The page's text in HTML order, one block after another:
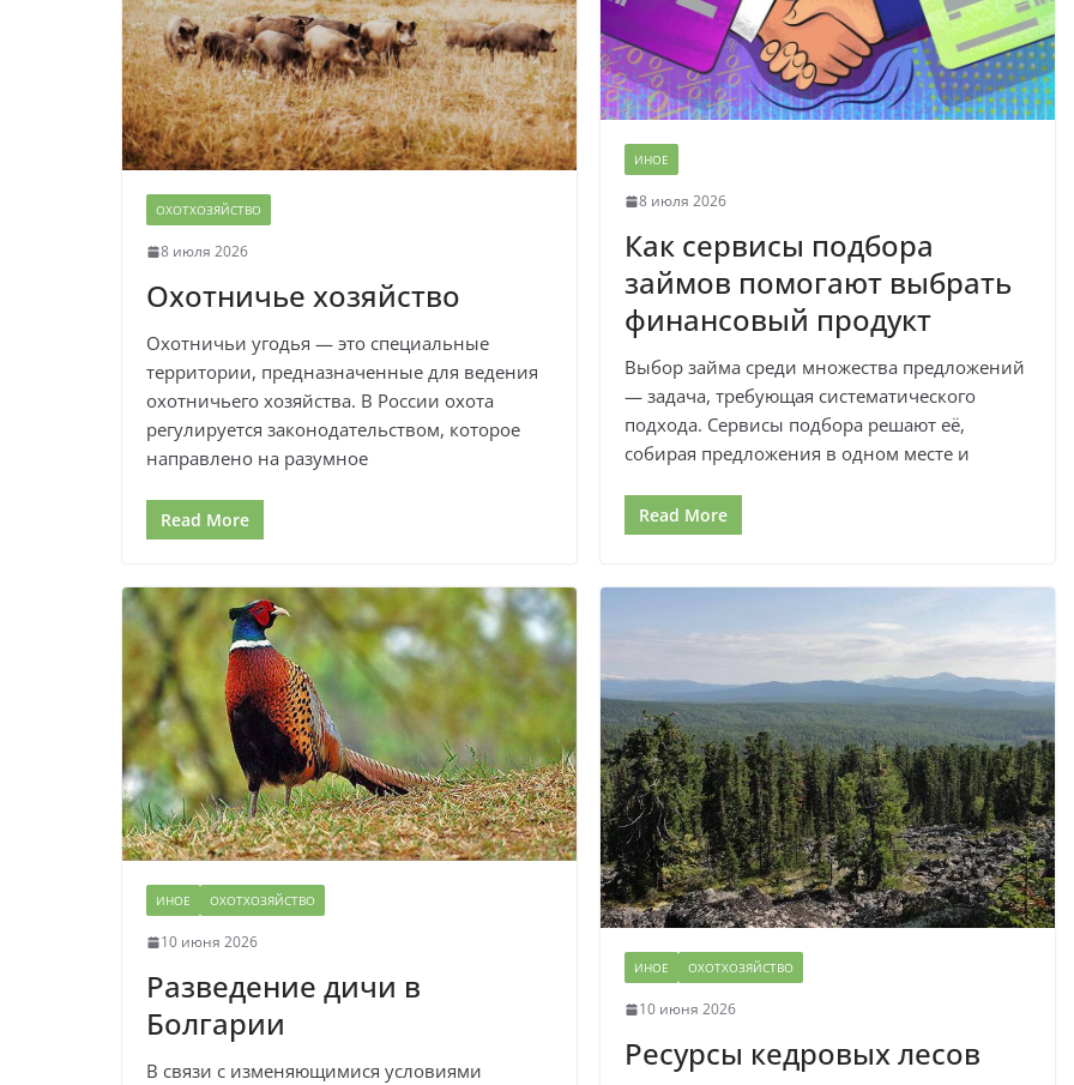
ОХОТХОЗЯЙСТВО
8 июля 2026
Охотничье хозяйство
Охотничьи угодья — это специальные
территории, предназначенные для ведения
охотничьего хозяйства. В России охота
регулируется законодательством, которое
направлено на разумное
Read More
ИНОЕ
8 июля 2026
Как сервисы подбора
займов помогают выбрать
финансовый продукт
Выбор займа среди множества предложений
— задача, требующая систематического
подхода. Сервисы подбора решают её,
собирая предложения в одном месте и
Read More
ИНОЕ ОХОТХОЗЯЙСТВО
10 июня 2026
Разведение дичи в
Болгарии
В связи с изменяющимися условиями
ИНОЕ ОХОТХОЗЯЙСТВО
10 июня 2026
Ресурсы кедровых лесов